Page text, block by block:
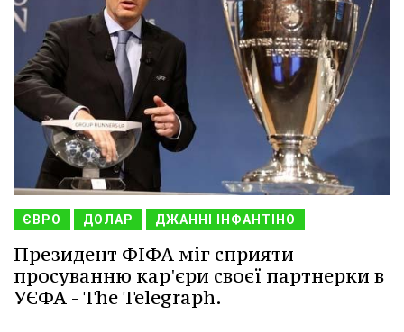
ЄВРО ДОЛАР ДЖАННІ ІНФАНТІНО
Президент ФІФА міг сприяти
просуванню кар'єри своєї партнерки в
УЄФА - The Telegraph.